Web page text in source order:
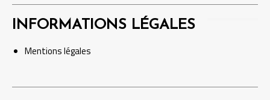
INFORMATIONS LÉGALES
Mentionslégales